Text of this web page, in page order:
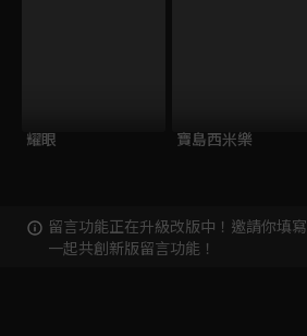
耀眼 寶島西米樂
留言功能正在升級改版中！邀請你填寫
一起共創新版留言功能！